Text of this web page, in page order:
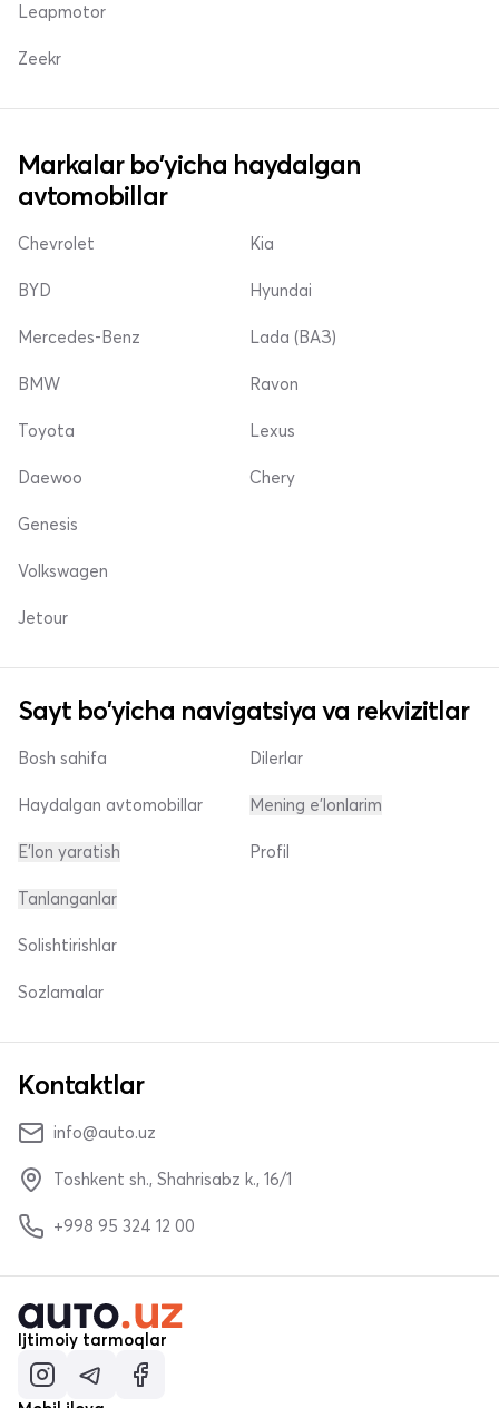
Leapmotor
Zeekr
Markalar bo'yicha haydalgan
avtomobillar
Chevrolet
BYD
Mercedes-Benz
Kia
Hyundai
Lada (ВАЗ)
BMW
Toyota
Daewoo
Ravon
Lexus
Chery
Genesis
Volkswagen
Jetour
Sayt bo'yicha navigatsiya va rekvizitlar
Bosh sahifa
Haydalgan avtomobillar
E'lon yaratish
Dilerlar
Mening e'lonlarim
Profil
Tanlanganlar
Solishtirishlar
Sozlamalar
Kontaktlar
info@auto.uz
Toshkent sh., Shahrisabz k., 16/1
+998 95 324 12 00
Ijtimoiy tarmoqlar